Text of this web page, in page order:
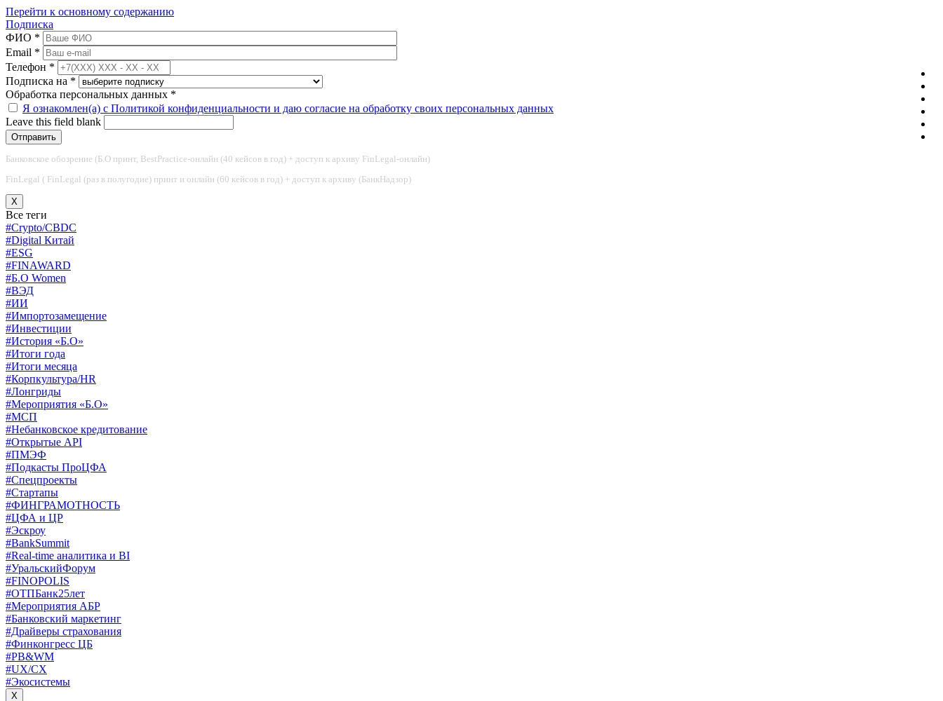
Перейти к основному содержанию
Подписка
ФИО *
Email *
Телефон *
Подписка на *
Обработка персональных данных *
Я ознакомлен(а) с Политикой конфиденциальности и даю согласие на обработку своих персональных данных
Leave this field blank
Банковское обозрение (Б.О принт, BestPractice-онлайн (40 кейсов в год) + доступ к архиву FinLegal-онлайн)
FinLegal ( FinLegal (раз в полугодие) принт и онлайн (60 кейсов в год) + доступ к архиву (БанкНадзор)
X
Все теги
#Crypto/CBDC
#Digital Китай
#ESG
#FINAWARD
#Б.О Women
#ВЭД
#ИИ
#Импортозамещение
#Инвестиции
#История «Б.О»
#Итоги года
#Итоги месяца
#Корпкультура/HR
#Лонгриды
#Мероприятия «Б.О»
#МСП
#Небанковское кредитование
#Открытые API
#ПМЭФ
#Подкасты ПроЦФА
#Спецпроекты
#Стартапы
#ФИНГРАМОТНОСТЬ
#ЦФА и ЦР
#Эскроу
#BankSummit
#Real-time аналитика и BI
#УральскийФорум
#FINOPOLIS
#ОТПБанк25лет
#Мероприятия АБР
#Банковский маркетинг
#Драйверы страхования
#Финконгресс ЦБ
#PB&WM
#UX/CX
#Экосистемы
X